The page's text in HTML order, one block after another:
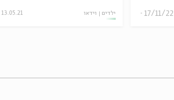
ילדים וידאו 13.05.21 17/11/22